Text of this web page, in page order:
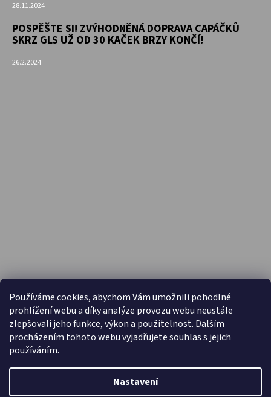
Používáme cookies, abychom Vám umožnili pohodlné
prohlížení webu a díky analýze provozu webu neustále
zlepšovali jeho funkce, výkon a použitelnost. Dalším
procházením tohoto webu vyjadřujete souhlas s jejich
používáním.
Nastavení
28.11.2024
POSPĚŠTE SI! ZVÝHODNĚNÁ DOPRAVA CAPÁČKŮ
SKRZ GLS UŽ OD 30 KAČEK BRZY KONČÍ!
26.2.2024
PŘIJÍMÁME ONLINE PLATBY
Vytvořil Shoptet